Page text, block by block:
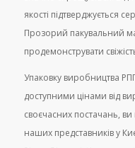
якості підтверджується
Прозорий пакувальний
продемонструвати
Упаковку виробництва
доступними цінами від
своєчасних постачань,
наших представників у